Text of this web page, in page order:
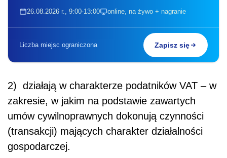
26.08.2026 r., 9:00-13:00 online, na żywo + nagranie
Liczba miejsc ograniczona Zapisz się
2) działają w charakterze podatników VAT – w
zakresie, w jakim na podstawie zawartych
umów cywilnoprawnych dokonują czynności
(transakcji) mających charakter działalności
gospodarczej.